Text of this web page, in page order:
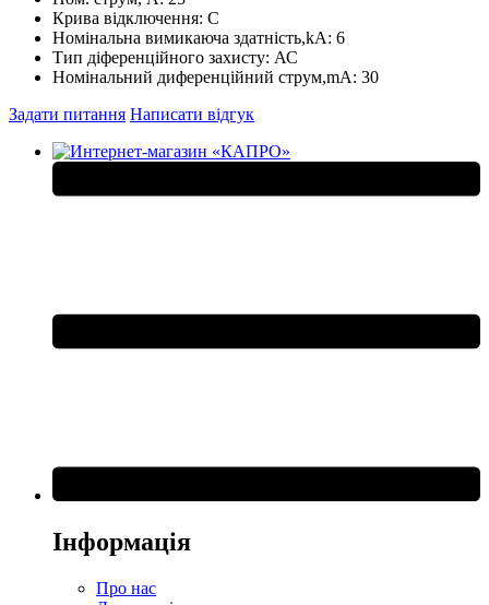
Крива відключення: С
Номінальна вимикаюча здатність,kA: 6
Тип діференційного захисту: АС
Номінальний диференційний струм,mA: 30
Задати питання Написати відгук
Інформація
Про нас